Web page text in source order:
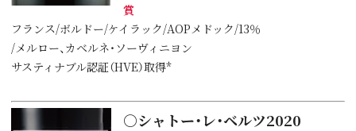
賞
フランス/ボルドー/ケイラック/AOPメドック/13％
/メルロー、カベルネ・ソーヴィニヨン
サスティナブル認証（HVE）取得*
○シャトー・レ・ベルツ2020